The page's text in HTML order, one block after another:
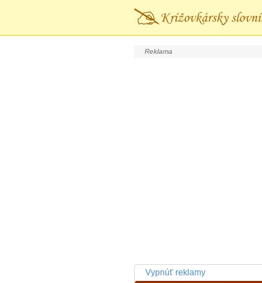
Vypnúť reklamy